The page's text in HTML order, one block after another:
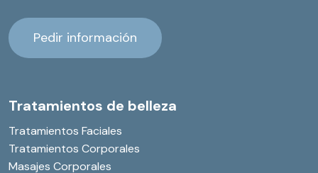
Pedir información
Tratamientos de belleza
Tratamientos Faciales
Tratamientos Corporales
Masajes Corporales